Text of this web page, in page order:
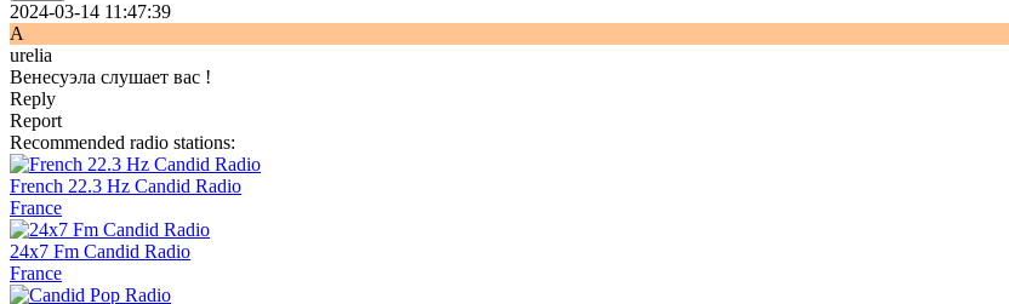
2024-03-14 11:47:39
A
urelia
Венесуэла слушает вас !
Reply
Report
Recommended radio stations:
French 22.3 Hz Candid Radio
France
24x7 Fm Candid Radio
France